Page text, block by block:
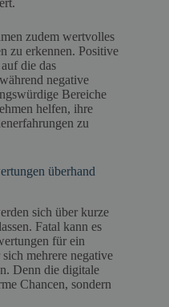
zudem wertvolles
zu erkennen. Positive
die das
negative
Bereiche
helfen, ihre
zu
überhand
sich über kurze
Fatal kann es
für ein
mehrere negative
Denn die digitale
Chancen, sondern